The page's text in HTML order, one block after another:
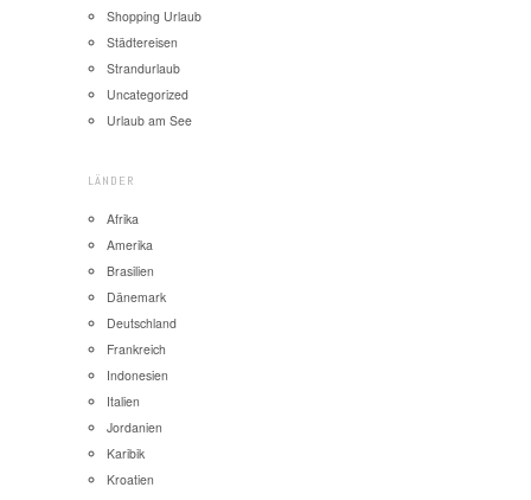
Shopping Urlaub
Städtereisen
Strandurlaub
Uncategorized
Urlaub am See
LÄNDER
Afrika
Amerika
Brasilien
Dänemark
Deutschland
Frankreich
Indonesien
Italien
Jordanien
Karibik
Kroatien